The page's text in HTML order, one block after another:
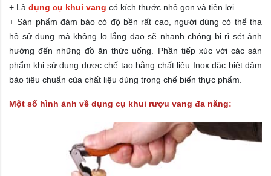
+ Là dụng cụ khui vang có kích thước nhỏ gọn và tiện lợi.
+Sản phẩm đảm bảo có độ bền rất cao, người dùng có thể tha
hồ sử dụng mà không lo lắng dao sẽ nhanh chóng bị rỉ sét ảnh
hưởng đến những đồ ăn thức uống. Phần tiếp xúc với các sản
phẩm khi sử dụng được chế tạo bằng chất liệu Inox đặc biệt đảm
bảo tiêu chuẩn của chất liệu dùng trong chế biến thực phẩm.
Một số hình ảnh về dụng cụ khui rượu vang đa năng: